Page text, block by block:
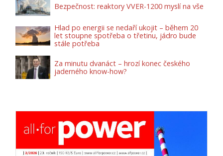
Bezpečnost: reaktory VVER-1200 myslí na vše
Hlad po energii se nedaří ukojit – během 20
let stoupne spotřeba o třetinu, jádro bude
stále potřeba
Za minutu dvanáct – hrozí konec českého
jaderného know-how?